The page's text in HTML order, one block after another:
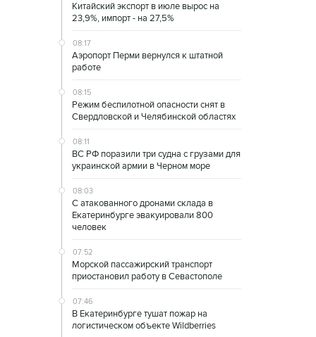
Китайский экспорт в июле вырос на
23,9%, импорт - на 27,5%
08:17
Аэропорт Перми вернулся к штатной
работе
08:15
Режим беспилотной опасности снят в
Свердловской и Челябинской областях
08:11
ВС РФ поразили три судна с грузами для
украинской армии в Черном море
08:03
С атакованного дронами склада в
Екатеринбурге эвакуировали 800
человек
07:52
Морской пассажирский транспорт
приостановил работу в Севастополе
07:46
В Екатеринбурге тушат пожар на
логистическом объекте Wildberries